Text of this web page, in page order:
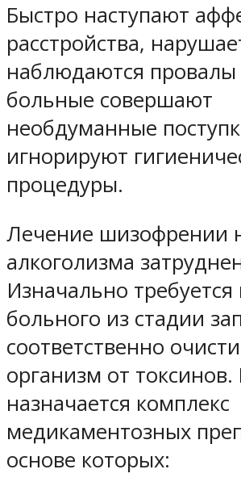
Быстро наступают
расстройства,
наблюдаются провалы
больные совершают
необдуманные
игнорируют
процедуры.
Лечение шизофрении
алкоголизма
Изначально требуется
больного из стадии
соответственно
организм от токсинов.
назначается комплекс
медикаментозных
основе которых: